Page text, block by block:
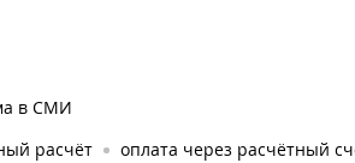
в СМИ
расчёт оплата через расчётный